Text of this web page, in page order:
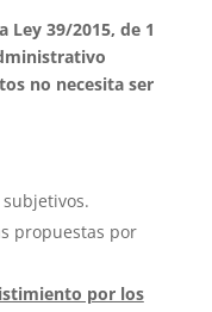
39/2015, de 1
no necesita ser
propuestas por
por los